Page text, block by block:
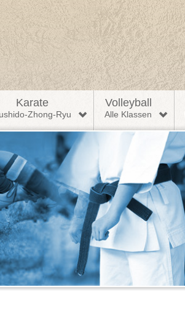
Karate
Zhong-Ryu
Volleyball
Alle Klassen